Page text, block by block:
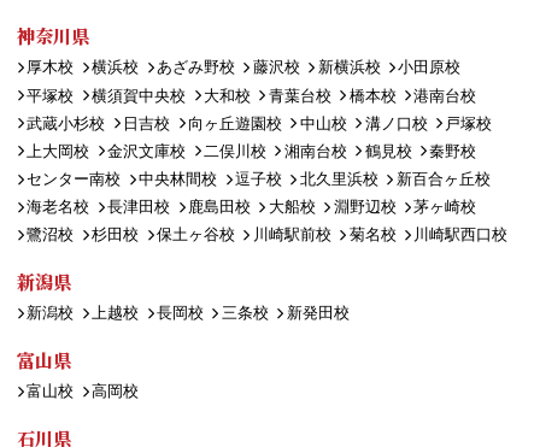
神奈川県
厚木校 横浜校 あざみ野校 藤沢校 新横浜校
小田原校
平塚校
横須賀中央校 大和校 青葉台校 橋本校
港南台校
武蔵小杉校
日吉校 向ヶ丘遊園校 中山校 溝ノ口校
戸塚校
上大岡校
金沢文庫校 二俣川校 湘南台校 鶴見校
秦野校
センター南校
中央林間校 逗子校 北久里浜校
新百合ヶ丘校
海老名校
長津田校 鹿島田校 大船校 淵野辺校
茅ヶ崎校
鷺沼校
杉田校 保土ヶ谷校 川崎駅前校 菊名校 川崎駅西口校
新潟県
新潟校 上越校 長岡校 三条校 新発田校
富山県
富山校 高岡校
石川県